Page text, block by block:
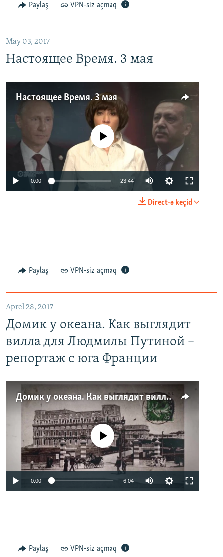
Paylaş VPN-siz açmaq
May 03, 2017
Настоящее Время. 3 мая
Настоящее Время. 3 мая
No media source currently available
0:00 23:44
Direct-ə keçid
Paylaş VPN-siz açmaq
Aprel 28, 2017
Домик у океана. Как выглядит
вилла для Людмилы Путиной –
репортаж с юга Франции
Домик у океана. Как выглядит вилла для Людмилы Путиной – репортаж с юга Франции
No media source currently available
0:00 6:04
Paylaş VPN-siz açmaq